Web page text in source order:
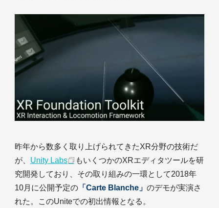
昨年から数多く取り上げられてきたXR分野の技術だ
が、 Unity Labs
もいくつかのXRエディタツールを研
究開発しており、その取り組みの一環として2018年
10月に公開予定の 「Carte Blanche」 のデモが実演さ
れた。このUniteでの初出情報となる。